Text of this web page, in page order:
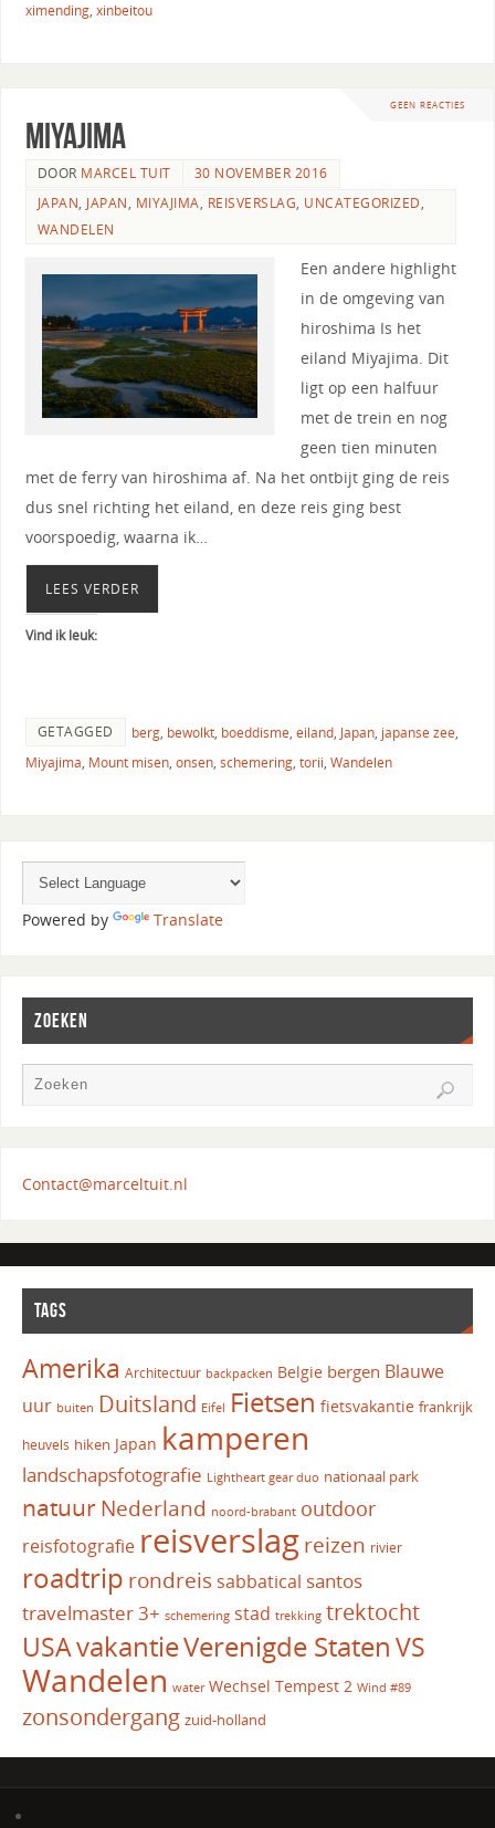
ximending, xinbeitou
GEEN REACTIES
Miyajima
DOOR MARCEL TUIT
30 NOVEMBER 2016
JAPAN, JAPAN, MIYAJIMA, REISVERSLAG, UNCATEGORIZED,
WANDELEN
Een andere highlight
in de omgeving van
hiroshima Is het
eiland Miyajima. Dit
ligt op een halfuur
met de trein en nog
geen tien minuten
met de ferry van hiroshima af. Na het ontbijt ging de reis
dus snel richting het eiland, en deze reis ging best
voorspoedig, waarna ik…
LEES VERDER
Vind ik leuk:
GETAGGED berg, bewolkt, boeddisme, eiland, Japan, japanse zee,
Miyajima, Mount misen, onsen, schemering, torii, Wandelen
Powered by Translate
ZOEKEN
Contact@marceltuit.nl
TAGS
Amerika Architectuur backpacken Belgie bergen Blauwe
uur buiten Duitsland Eifel Fietsen fietsvakantie frankrijk
heuvels hiken Japan kamperen
landschapsfotografie Lightheart gear duo nationaal park
natuur Nederland noord-brabant outdoor
reisfotografie reisverslag reizen rivier
roadtrip rondreis sabbatical santos
travelmaster 3+ schemering stad trekking trektocht
USAvakantieVerenigde StatenVS
Wandelen water Wechsel Tempest 2 Wind #89
zonsondergang zuid-holland